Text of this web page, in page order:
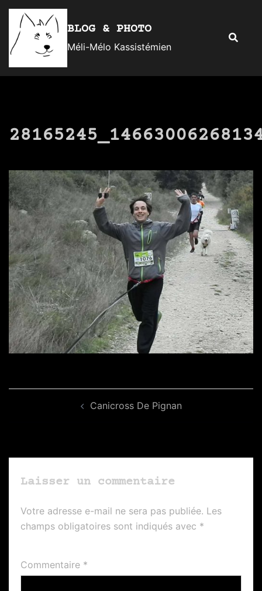
Aller
contenu
BLOG & PHOTO
Méli-Mélo Kassistémien
d’article
Canicross De Pignan
Laisser un commentaire
Votre adresse e-mail ne sera pas publiée. Les
champs obligatoires sont indiqués avec *
Commentaire *